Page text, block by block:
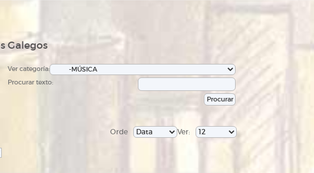
Galegos
Ver categoría:
Procurar texto:
Ver:
Orde